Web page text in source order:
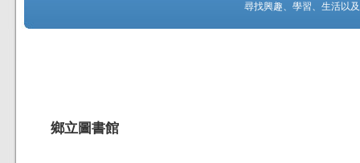
尋找興趣、學習、生活以
鄉立圖書館